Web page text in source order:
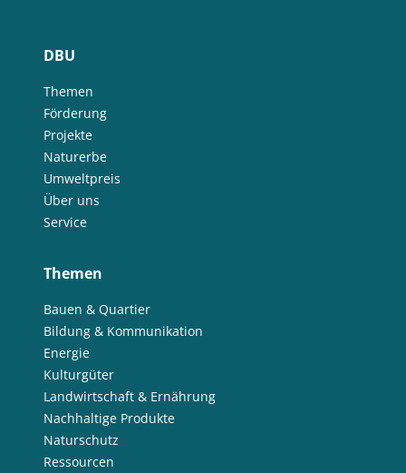
DBU
Themen
Förderung
Projekte
Naturerbe
Umweltpreis
Über uns
Service
Themen
Bauen & Quartier
Bildung & Kommunikation
Energie
Kulturgüter
Landwirtschaft & Ernährung
Nachhaltige Produkte
Naturschutz
Ressourcen